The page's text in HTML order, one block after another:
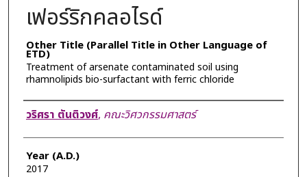
เฟอร์ริกคลอไรด์
Other Title (Parallel Title in Other Language of
ETD)
Treatment of arsenate contaminated soil using
rhamnolipids bio-surfactant with ferric chloride
Author
วริศรา ตันติวงศ์, คณะวิศวกรรมศาสตร์
Year (A.D.)
2017